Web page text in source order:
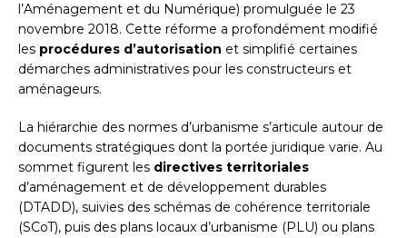
l’Aménagement et du Numérique) promulguée le 23
novembre 2018. Cette réforme a profondément modifié
les procédures d’autorisation et simplifié certaines
démarches administratives pour les constructeurs et
aménageurs.
La hiérarchie des normes d’urbanisme s’articule autour de
documents stratégiques dont la portée juridique varie. Au
sommet figurent les directives territoriales
d’aménagement et de développement durables
(DTADD), suivies des schémas de cohérence territoriale
(SCoT), puis des plans locaux d’urbanisme (PLU) ou plans